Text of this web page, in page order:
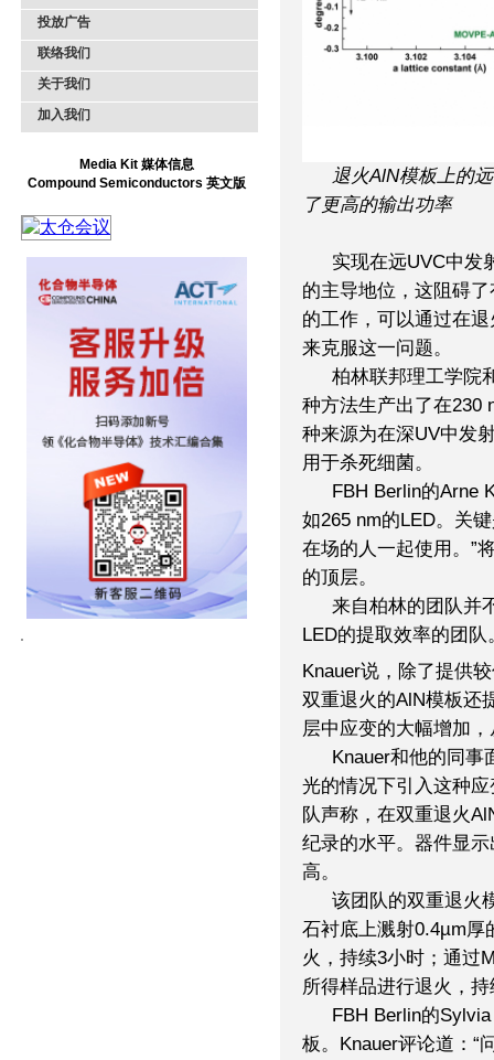
投放广告
联络我们
关于我们
加入我们
Media Kit 媒体信息
Compound Semiconductors 英文版
退火AlN模板上的
了更高的输出功率
实现在远UVC中发
的主导地位，这阻碍
的工作， 可以通过在
来克服这一问题。
柏林联邦理工学院
种方法生产出了在230
种来源为在深UV中发
用于杀死细菌。
FBH Berlin的Arne
如265 nm的LED。关
在场的人一起使用。”
的顶层。
来自柏林的团队并
LED的提取效率的团
Knauer说，除了提供
双重退火的AlN模板还
层中应变的大幅增加
Knauer和他的同事
光的情况下引入这种
队声称，在双重退火
纪录的水平。器件显
高。
该团队的双重退火
石衬底上溅射0.4µm厚
火，持续3小时；通过
所得样品进行退火，
FBH Berlin的
板。Knauer评论道：“